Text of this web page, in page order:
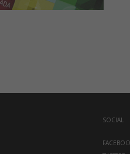
SOCIAL